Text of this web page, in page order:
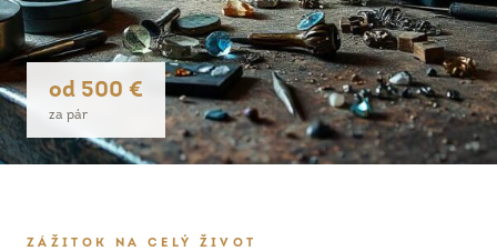
od 500 €
za pár
ZÁŽITOK NA CELÝ ŽIVOT